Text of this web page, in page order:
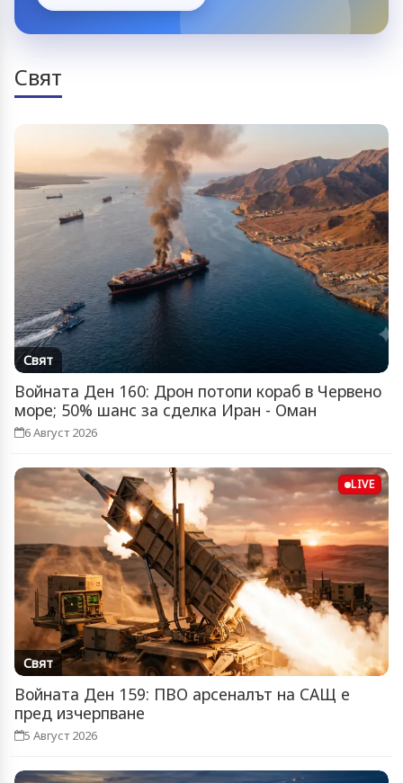
Свят
Свят
Войната Ден 160: Дрон потопи кораб в Червено
море; 50% шанс за сделка Иран - Оман
6 Август 2026
LIVE
Свят
Войната Ден 159: ПВО арсеналът на САЩ е
пред изчерпване
5 Август 2026